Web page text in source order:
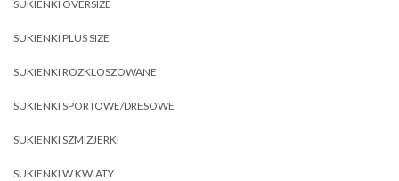
SUKIENKI OVERSIZE
SUKIENKI PLUS SIZE
SUKIENKI ROZKLOSZOWANE
SUKIENKI SPORTOWE/DRESOWE
SUKIENKI SZMIZJERKI
SUKIENKI W KWIATY